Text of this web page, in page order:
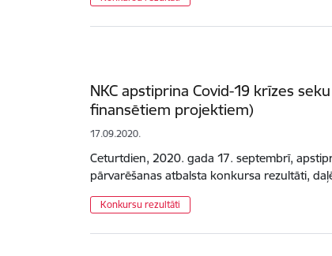
NKC apstiprina Covid-19 krīzes
finansētiem projektiem)
17.09.2020.
Ceturtdien, 2020. gada 17. septembrī,
pārvarēšanas atbalsta konkursa rezultāti,
Konkursu rezultāti